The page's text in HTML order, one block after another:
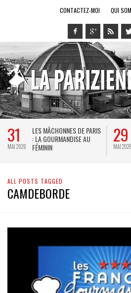
CONTACTEZ-MOI QUI
31
MAI 2026
LES MÂCHONNES DE PARIS
: LA GOURMANDISE AU
FÉMININ
29
MAI 2026
ALL POSTS TAGGED
CAMDEBORDE